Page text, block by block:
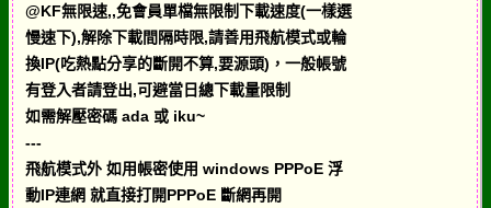
@KF無限速,,免會員單檔無限制下載速度(一樣選
慢速下),解除下載間隔時限,請善用飛航模式或輪
換IP(吃熱點分享的斷開不算,要源頭)，一般帳號
有登入者請登出,可避當日總下載量限制
如需解壓密碼 ada 或 iku~
---
飛航模式外 如用帳密使用 windows PPPoE 浮
動IP連網 就直接打開PPPoE 斷網再開